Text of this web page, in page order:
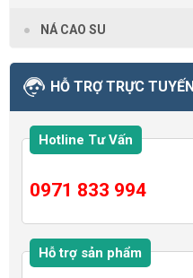
NÁ CAO SU
HỖ TRỢ TRỰC TUYẾN
Hotline Tư Vấn
0971 833 994
Hỗ trợ sản phẩm